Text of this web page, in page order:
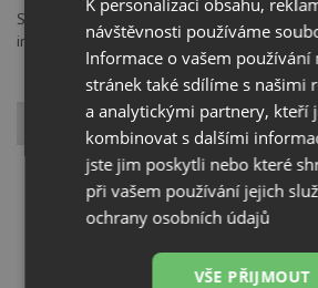
SCHOCK GmbH, Hofbauerstraße 1, 94209,
info@schock.de
Dostupné varianty
návštěvnosti používáme
Informace o vašem používání
stránek také sdílíme s našimi
a analytickými partnery, kteří
kombinovat s dalšími
jste jim poskytli nebo které
při vašem používání jejich
ochrany osobních údajů
VŠE PŘIJMOUT